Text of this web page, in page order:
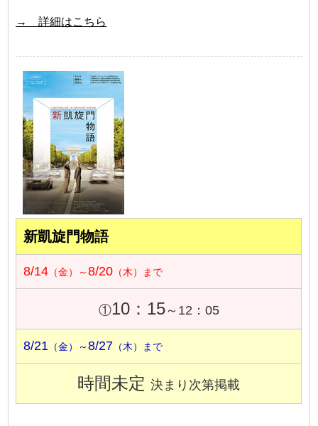
→ 詳細はこちら
新凱旋門物語
8/14 （金）～8/20 （木）まで
①10：15～12：05
8/21 （金）～8/27 （木）まで
時間未定決まり次第掲載